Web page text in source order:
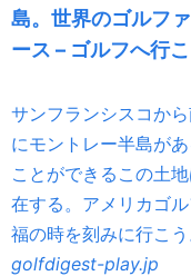
島。世界のゴルフ
ース – ゴルフへ行
サンフランシスコか
にモントレー半島が
ことができるこの土
在する。アメリカゴ
福の時を刻みに行こう
golfdigest-play.jp